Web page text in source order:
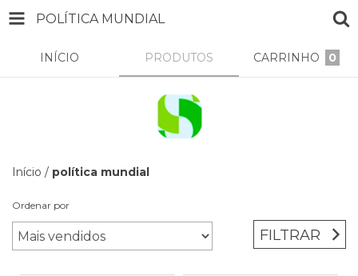
POLÍTICA MUNDIAL
INÍCIO PRODUTOS CARRINHO 0
Início / política mundial
Ordenar por
FILTRAR